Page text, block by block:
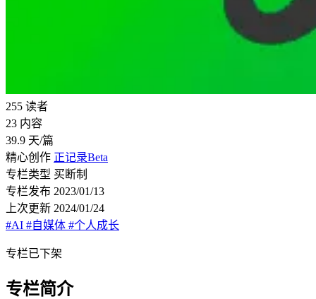
255 读者
23 内容
39.9 天/篇
精心创作 正记录Beta
专栏类型 买断制
专栏发布 2023/01/13
上次更新 2024/01/24
#AI #自媒体 #个人成长
专栏已下架
专栏简介